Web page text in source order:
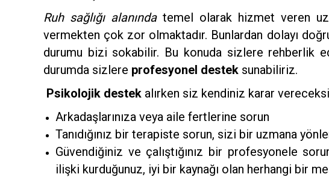
Ruh sağlığı alanındatemel olarak hizmet veren
vermekten çok zor olmaktadır. Bunlardan dolayı
durumu bizi sokabilir. Bu konuda sizlere rehberlik
durumda sizlere profesyonel destek sunabiliriz.
Psikolojik destek alırken siz kendiniz karar
Arkadaşlarınıza veya aile fertlerine sorun
Tanıdığınız bir terapiste sorun, sizi bir uzmana
Güvendiğiniz ve çalıştığınız bir profesyonele
ilişki kurduğunuz, iyi bir kaynağı olan herhangi bir